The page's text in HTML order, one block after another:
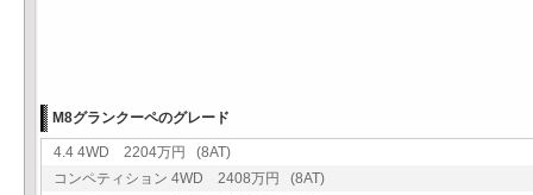
M8グランクーペのグレード
4.4 4WD 2204万円 (8AT)
コンペティション 4WD 2408万円 (8AT)